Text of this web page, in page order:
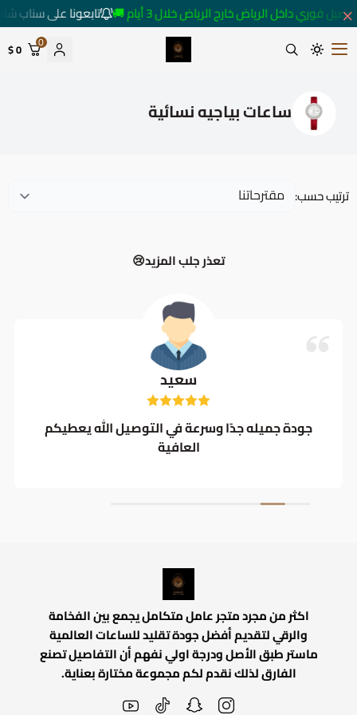
فوري داخل الرياض خارج الرياض خلال 3 أيام 🚚
تابعونا على سناب
متجر ساعات رومانس
0
0 $
ساعات بياجيه نسائية
ترتيب حسب:
تعذر جلب المزيد😢
سعيد
جودة جميله جدًا وسرعة في التوصيل الله يعطيكم
العافية
اكثر من مجرد متجر عامل متكامل يجمع بين الفخامة
والرقي لتقديم أفضل جودة تقليد للساعات العالمية
ماستر طبق الأصل ودرجة اولي نفهم أن التفاصيل تصنع
الفارق لذلك نقدم لكم مجموعة مختارة بعناية.